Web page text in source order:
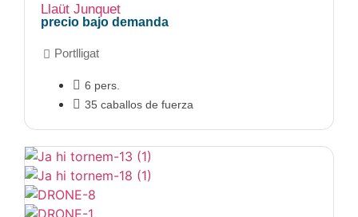
Llaüt Junquet
precio bajo demanda
Portlligat
6 pers.
35 caballos de fuerza